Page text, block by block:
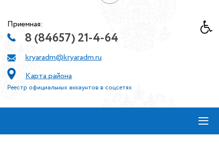
Приемная:
8 (84657) 21-4-64
kryaradm@kryaradm.ru
Карта района
Реестр официальных аккаунтов в соцсетях
≡